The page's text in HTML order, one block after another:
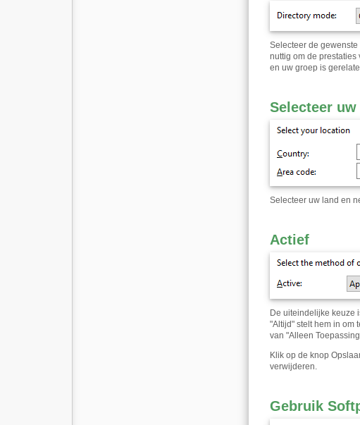
Selecteer de
nuttig om de
en uw groep is
Selecteer
Selecteer uw land en
Actief
De uiteindelijke keuze
"Altijd" stelt hem in om
van "Alleen
Klik op de knop
verwijderen.
Gebruik